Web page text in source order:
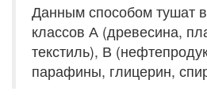
Данным способом тушат
классов А (древесина,
текстиль), В
парафины, глицерин,